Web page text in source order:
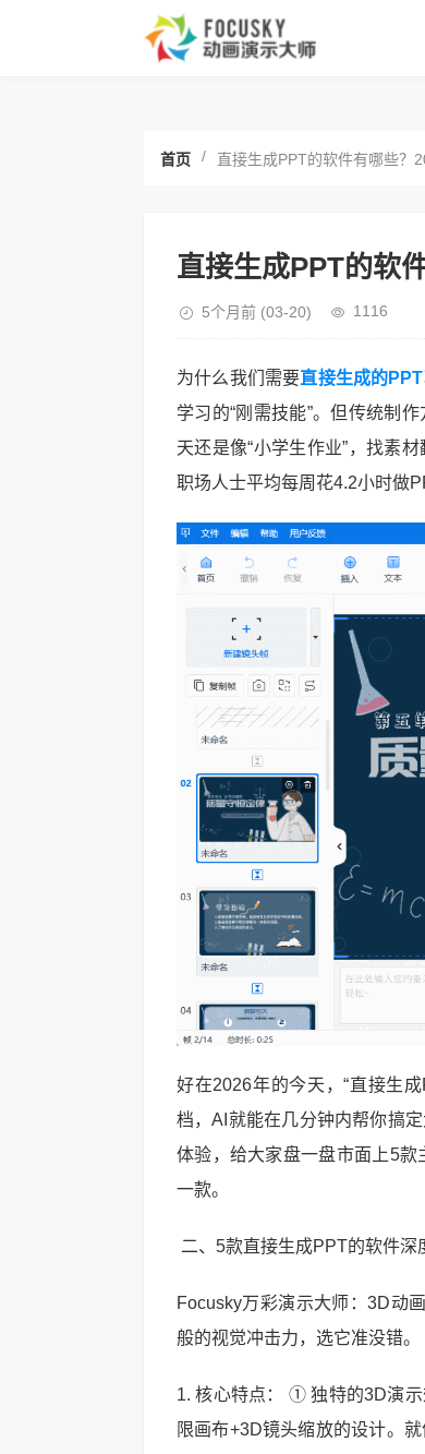
首页 / 直接生成PPT的软件有哪些？
直接生成PPT的软
5个月前 (03-20) 1116
为什么我们需要直接生成的
学习的“刚需技能”。但传统制
天还是像“小学生作业”，找素
职场人士平均每周花4.2小时做
好在2026年的今天，“直接生
档，AI就能在几分钟内帮你搞
体验，给大家盘一盘市面上5
一款。
二、5款直接生成PPT的软件深
Focusky万彩演示大师：3D动
般的视觉冲击力，选它准没错。
1. 核心特点： ① 独特的3D演
限画布+3D镜头缩放的设计。